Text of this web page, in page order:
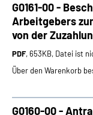
G0161-00 -
Arbeitgebers
von der
PDF, 653KB, Datei ist
Über den Warenkorb
G0160-00 -